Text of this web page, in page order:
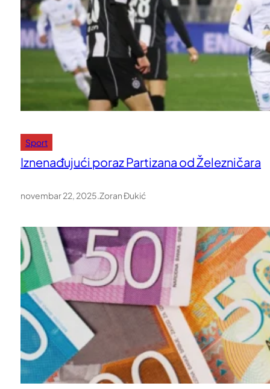
Sport
Iznenađujući poraz Partizana od Železničara
novembar 22, 2025.Zoran Đukić